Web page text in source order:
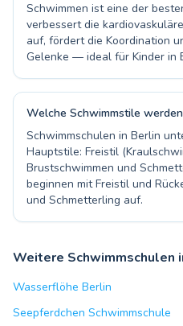
Schwimmen ist eine der
verbessert die
auf, fördert die Koordination
Gelenke — ideal für Kinder in
Welche Schwimmstile
Schwimmschulen in Berlin
Hauptstile: Freistil
Brustschwimmen und
beginnen mit Freistil und
und Schmetterling auf.
Weitere Schwimmschulen
Wasserflöhe Berlin
Seepferdchen Schwimmschule